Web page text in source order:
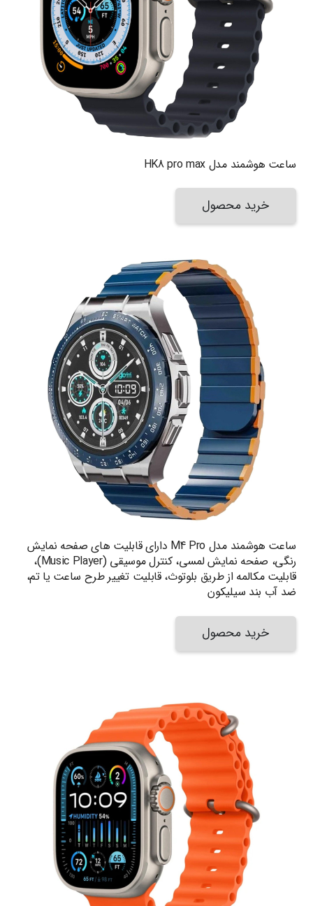
ساعت هوشمند مدل HK8 pro max
خرید محصول
ساعت هوشمند مدل M4 Pro دارای قابلیت های صفحه نمایش
رنگی، صفحه نمایش لمسی، کنترل موسیقی (Music Player)،
قابلیت مکالمه از طریق بلوتوث، قابلیت تغییر طرح ساعت یا تم،
ضد آب بند سیلیکون
خرید محصول